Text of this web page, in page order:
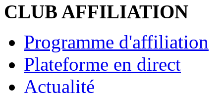
CLUB AFFILIATION
Programme d'affiliation
Plateforme en direct
Actualité